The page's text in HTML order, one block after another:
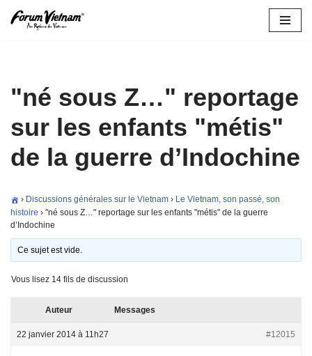
"né sous Z…" reportage
sur les enfants "métis"
de la guerre d’Indochine
› Discussions générales sur le Vietnam › Le Vietnam, son passé, son
histoire › "né sous Z…" reportage sur les enfants "métis" de la guerre
d’Indochine
Ce sujet est vide.
Vous lisez 14 fils de discussion
Auteur Messages
22 janvier 2014 à 11h27 #12015